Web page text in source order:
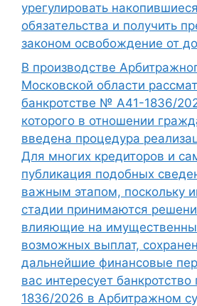
урегулировать
обязательства и получить
законом освобождение от
В производстве
Московской области
банкротстве № А41-1836/
которого в отношении
введена процедура
Для многих кредиторов и
публикация подобных
важным этапом, поскольку
стадии принимаются
влияющие на
возможных выплат,
дальнейшие финансовые
вас интересует
1836/2026 в Арбитражном